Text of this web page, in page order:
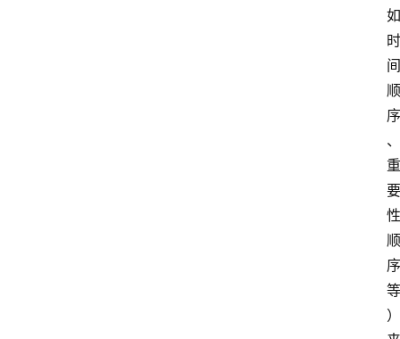
如
时
间
顺
序
、
重
要
性
顺
序
等
）